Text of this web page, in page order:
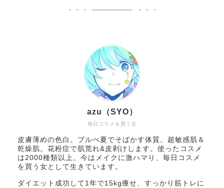
毎日コスメを買う女
azu（SYO）
皮膚薄めの色白。ブルべ夏でそばかす体質。超敏感肌＆
乾燥肌。花粉症で肌荒れ&皮剥けします。使ったコスメ
は2000種類以上。今はメイクに激ハマり、毎日コスメ
を買う女として生きています。
ダイエット成功して1年で15kg痩せ、すっかり筋トレに